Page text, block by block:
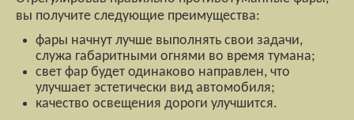
вы получите следующие преимущества:
фары начнут лучше выполнять свои задачи,
служа габаритными огнями во время тумана;
свет фар будет одинаково направлен, что
улучшает эстетически вид автомобиля;
качество освещения дороги улучшится.